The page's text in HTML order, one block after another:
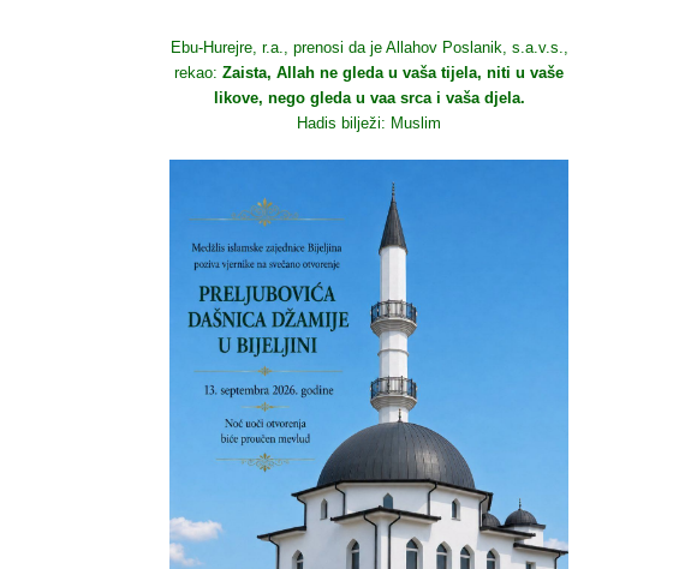
Ebu-Hurejre, r.a., prenosi da je Allahov Poslanik, s.a.v.s.,
rekao: Zaista, Allah ne gleda u vaša tijela, niti u vaše
likove, nego gleda u vaa srca i vaša djela.
Hadis bilježi: Muslim